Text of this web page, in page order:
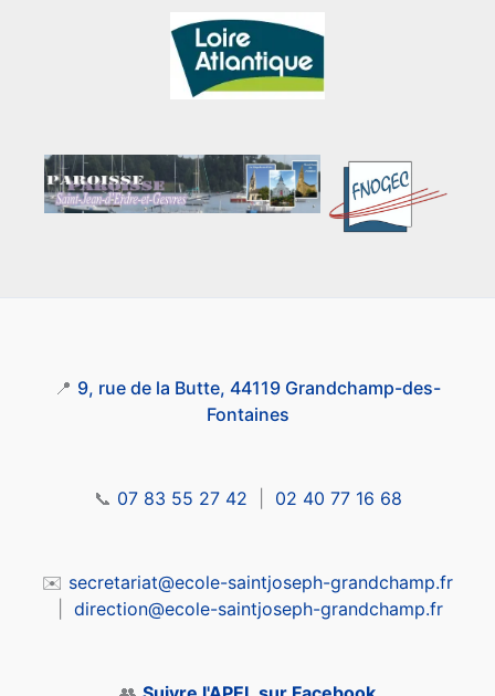
📍 9, rue de la Butte, 44119 Grandchamp-des-
Fontaines
📞 07 83 55 27 42 02 40 77 16 68
✉️ secretariat@ecole-saintjoseph-grandchamp.fr
direction@ecole-saintjoseph-grandchamp.fr